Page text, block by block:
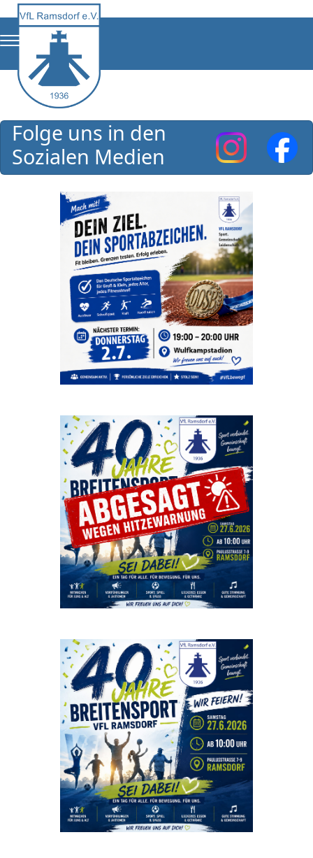
Folge uns in den
Sozialen Medien
Beitrag auf Instagram ansehen
Beitrag auf Instagram ansehen